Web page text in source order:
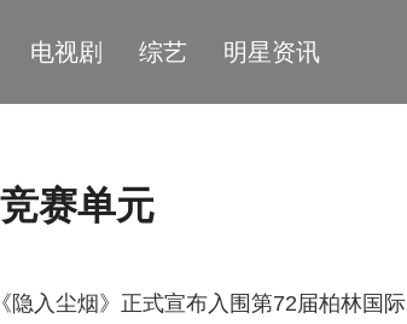
电视剧 综艺 明星资讯
赛单元
入尘烟》正式宣布入围第72届柏林国际